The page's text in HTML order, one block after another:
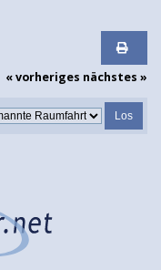
« vorheriges nächstes »